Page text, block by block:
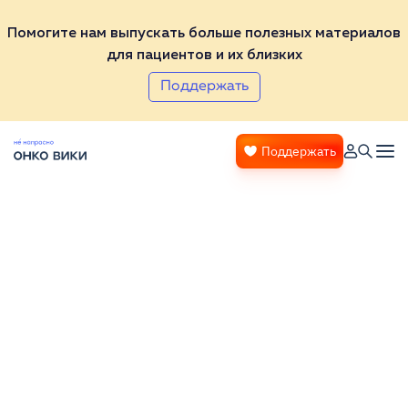
Помогите нам выпускать больше полезных материалов
для пациентов и их близких
Поддержать
Поддержать